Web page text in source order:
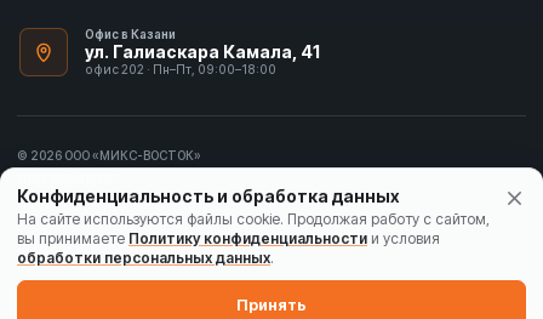
Офис в Казани
ул. Галиаскара Камала, 41
офис 202 · Пн–Пт, 09:00–18:00
© 2026 ООО «МИКС-ВОСТОК»
Политика конфиденциальности
Согласие на обработку данных
Конфиденциальность и обработка данных
На сайте используются файлы cookie. Продолжая работу с сайтом,
вы принимаете Политику конфиденциальности и условия
обработки персональных данных.
Принять